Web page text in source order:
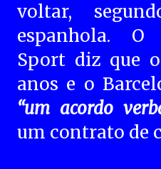
voltar,
espanhola.
Sport diz que
anos e o
“um acordo
um contrato de